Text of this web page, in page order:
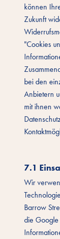
können
Zukunft
"Cookies
bei den
Anbietern
mit ihnen
7.1
Wir
Barrow
die Google